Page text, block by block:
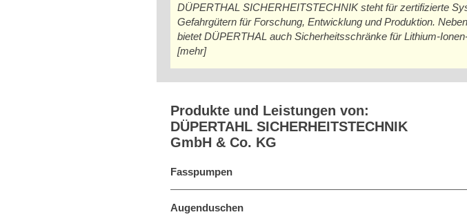
DÜPERTHAL SICHERHEITSTECHNIK steht für zertifizierte
Gefahrgütern für Forschung, Entwicklung und Produktion.
bietet DÜPERTHAL auch Sicherheitsschränke für Lithium-
[mehr]
Produkte und Leistungen von:
DÜPERTAHL SICHERHEITSTECHNIK
GmbH & Co. KG
Fasspumpen
Augenduschen